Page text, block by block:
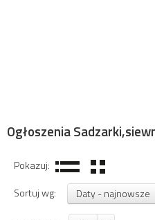
Ogłoszenia
Pokazuj:
Sortuj wg:
Daty - najnowsze